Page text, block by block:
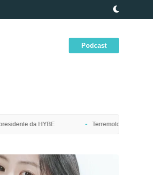
Podcast
Terremoto de magnitude 7,7 atinge costa nordeste do